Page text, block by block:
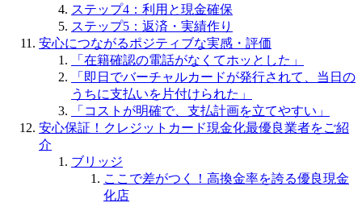
ステップ4：利用と現金確保
ステップ5：返済・実績作り
安心につながるポジティブな実感・評価
「在籍確認の電話がなくてホッとした」
「即日でバーチャルカードが発行されて、当日の
うちに支払いを片付けられた」
「コストが明確で、支払計画を立てやすい」
安心保証！クレジットカード現金化最優良業者をご紹
介
ブリッジ
ここで差がつく！高換金率を誇る優良現金
化店